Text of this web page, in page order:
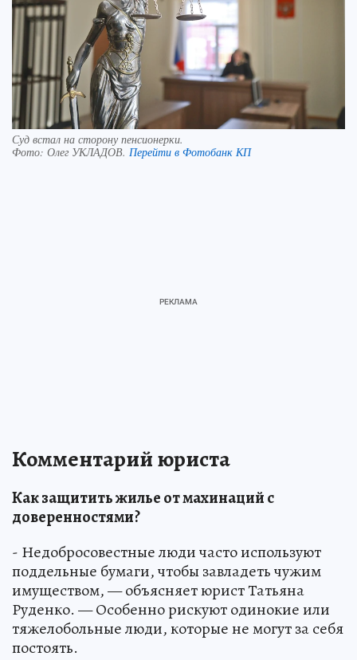
Суд встал на сторону пенсионерки.
Фото: Олег УКЛАДОВ. Перейти в Фотобанк КП
Комментарий юриста
Как защитить жилье от махинаций с
доверенностями?
- Недобросовестные люди часто используют
поддельные бумаги, чтобы завладеть чужим
имуществом, — объясняет юрист Татьяна
Руденко. — Особенно рискуют одинокие или
тяжелобольные люди, которые не могут за себя
постоять.